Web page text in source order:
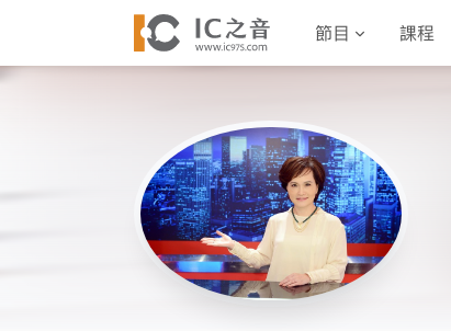
節目 課程